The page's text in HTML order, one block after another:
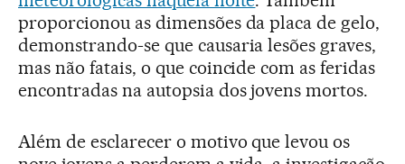
proporcionou as dimensões da placa de gelo,
demonstrando-se que causaria lesões graves,
mas não fatais, o que coincide com as feridas
encontradas na autopsia dos jovens mortos.
Além de esclarecer o motivo que levou os